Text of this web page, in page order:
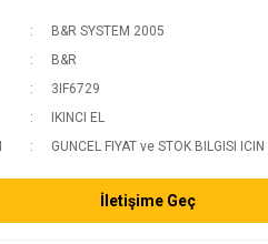
B&R SYSTEM 2005
B&R
3IF6729
IKINCI EL
GUNCEL FIYAT ve STOK BILGISI
İletişime Geç